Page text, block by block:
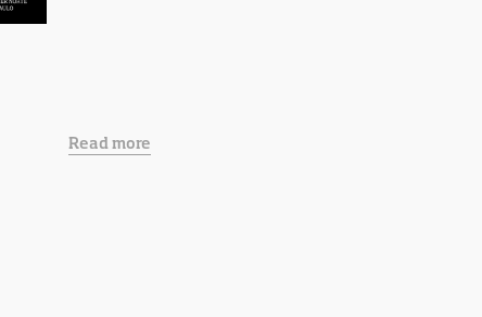
Read more